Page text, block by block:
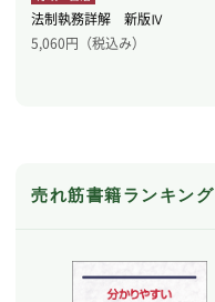
法制執務詳解 新版Ⅳ
5,060円（税込み）
売れ筋書籍ランキング